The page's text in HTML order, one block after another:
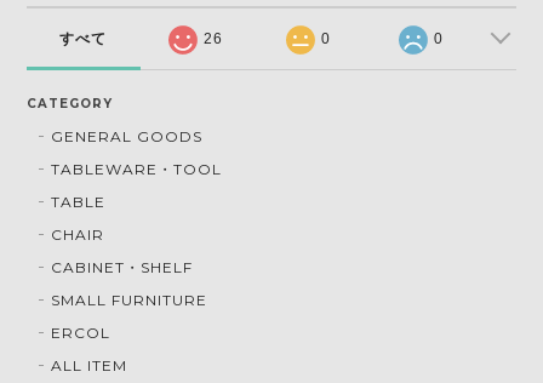
すべて 26 0 0
CATEGORY
GENERAL GOODS
TABLEWARE・TOOL
TABLE
CHAIR
CABINET・SHELF
SMALL FURNITURE
ERCOL
ALL ITEM